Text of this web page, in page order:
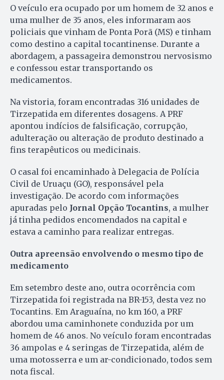
O veículo era ocupado por um homem de 32 anos e
uma mulher de 35 anos, eles informaram aos
policiais que vinham de Ponta Porã (MS) e tinham
como destino a capital tocantinense. Durante a
abordagem, a passageira demonstrou nervosismo
e confessou estar transportando os
medicamentos.
Na vistoria, foram encontradas 316 unidades de
Tirzepatida em diferentes dosagens. A PRF
apontou indícios de falsificação, corrupção,
adulteração ou alteração de produto destinado a
fins terapêuticos ou medicinais.
O casal foi encaminhado à Delegacia de Polícia
Civil de Uruaçu (GO), responsável pela
investigação. De acordo com informações
apuradas pelo Jornal Opção Tocantins, a mulher
já tinha pedidos encomendados na capital e
estava a caminho para realizar entregas.
Outra apreensão envolvendo o mesmo tipo de
medicamento
Em setembro deste ano, outra ocorrência com
Tirzepatida foi registrada na BR-153, desta vez no
Tocantins. Em Araguaína, no km 160, a PRF
abordou uma caminhonete conduzida por um
homem de 46 anos. No veículo foram encontradas
36 ampolas e 4 seringas de Tirzepatida, além de
uma motosserra e um ar-condicionado, todos sem
nota fiscal.